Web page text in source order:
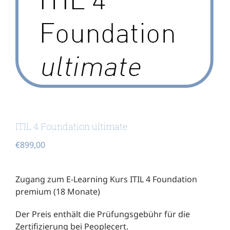
ITIL 4 Foundation ultimate
€899,00
Zugang zum E-Learning Kurs ITIL 4 Foundation
premium (18 Monate)
Der Preis enthält die Prüfungsgebühr für die
Zertifizierung bei Peoplecert.